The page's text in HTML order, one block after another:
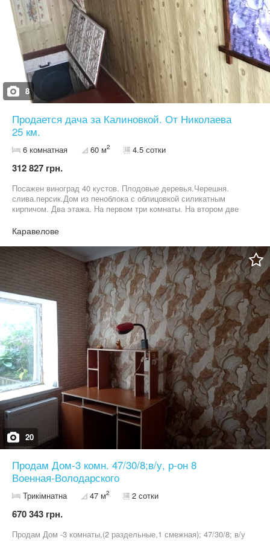
8
Продается дача за Калиновкой. От Николаева
25 км.
6 комнатная 60 м2 4.5 сотки
312 827 грн.
Посажен виноград 40 кустов. Плодовые деревья.Черешня.
слива.персик.Дом из пеноблока с облицовкой силикатным
кирпичом. Два этажа. На первом три комнаты. На втором две
Каравелове
20
Продам Дом-3 комн. 47/30/8;в/у, р-он 8
Военная-Володарского
Трикімнатна 47 м2 2 сотки
670 343 грн.
Продам Дом -3 комнаты,(2 раздельные,1 смежная); 47/30/8; в/у